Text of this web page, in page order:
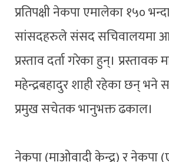
प्रतिपक्षी नेकपा एमालेका १५०
सांसदहरुले संसद सचिवालयमा
प्रस्ताव दर्ता गरेका हुन्। प्रस्तावक
महेन्द्रबहादुर शाही रहेका छन् भने
प्रमुख सचेतक भानुभक्त ढकाल।
नेकपा (माओवादी केन्द्र) र नेकपा